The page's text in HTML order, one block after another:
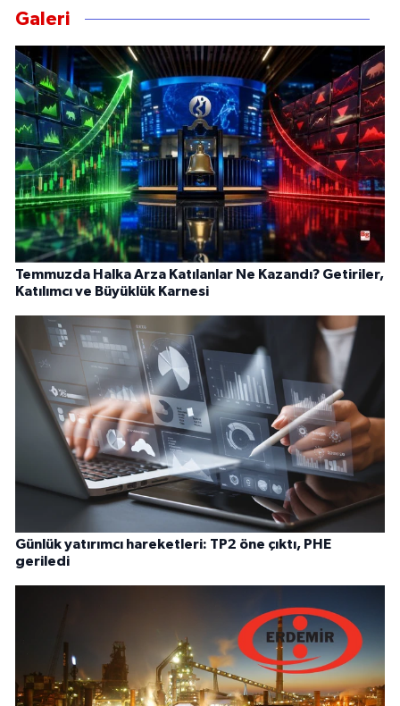
Galeri
Temmuzda Halka Arza Katılanlar Ne Kazandı? Getiriler,
Katılımcı ve Büyüklük Karnesi
Günlük yatırımcı hareketleri: TP2 öne çıktı, PHE
geriledi